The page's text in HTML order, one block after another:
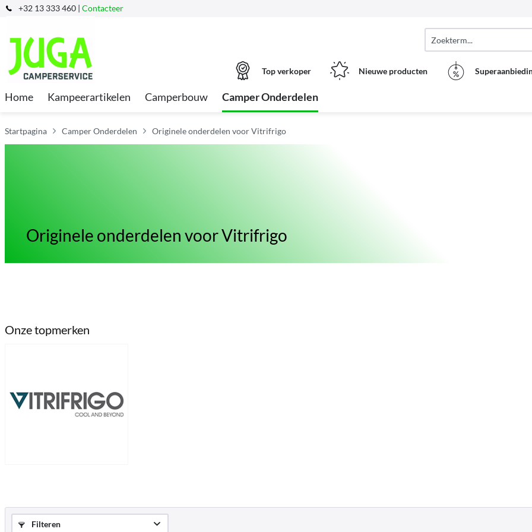
+32 13 333 460 | Contacteer
Top verkoper Nieuwe producten
Home Kampeerartikelen Camperbouw Camper Onderdelen
Startpagina Camper Onderdelen Originele onderdelen voor Vitrifrigo
Originele onderdelen voor Vitrifrigo
Onze topmerken
Filteren